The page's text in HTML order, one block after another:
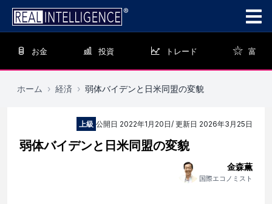
お金 投資 トレード 富
ホーム › 経済 › 弱体バイデンと日米同盟の変貌
上級 公開日 2022年1月20日/ 更新日 2026年3月25日
弱体バイデンと日米同盟の変貌
金森薫
国際エコノミスト